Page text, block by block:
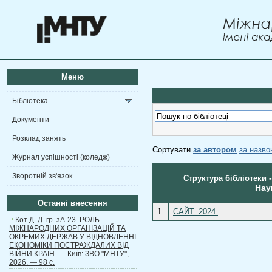
Меню
Бібліотека
Документи
Розклад занять
Журнал успішності (коледж)
Зворотній зв'язок
Останні внесення
Кот Д. Д. гр. зА-23. РОЛЬ
МІЖНАРОДНИХ ОРГАНІЗАЦІЙ ТА
ОКРЕМИХ ДЕРЖАВ У ВІДНОВЛЕННІ
ЕКОНОМІКИ ПОСТРАЖДАЛИХ ВІД
ВІЙНИ КРАЇН. — Київ: ЗВО "МНТУ",
2026. — 98 с.
Сортувати за автором за
Структура бібліотеки
1. САЙТ. 2024.